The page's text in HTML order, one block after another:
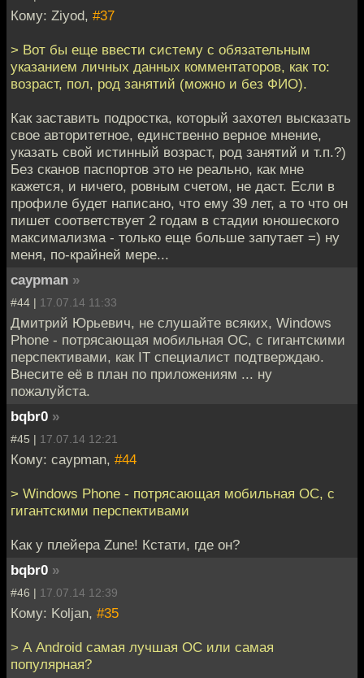
Кому: Ziyod, #37
> Вот бы еще ввести систему с обязательным
указанием личных данных комментаторов, как то:
возраст, пол, род занятий (можно и без ФИО).
Как заставить подростка, который захотел высказать
свое авторитетное, единственно верное мнение,
указать свой истинный возраст, род занятий и т.п.?)
Без сканов паспортов это не реально, как мне
кажется, и ничего, ровным счетом, не даст. Если в
профиле будет написано, что ему 39 лет, а то что он
пишет соответствует 2 годам в стадии юношеского
максимализма - только еще больше запутает =) ну
меня, по-крайней мере...
caypman »
#44 | 17.07.14 11:33
Дмитрий Юрьевич, не слушайте всяких, Windows
Phone - потрясающая мобильная ОС, с гигантскими
перспективами, как IT специалист подтверждаю.
Внесите её в план по приложениям ... ну
пожалуйста.
bqbr0 »
#45 | 17.07.14 12:21
Кому: caypman, #44
> Windows Phone - потрясающая мобильная ОС, с
гигантскими перспективами
Как у плейера Zune! Кстати, где он?
bqbr0 »
#46 | 17.07.14 12:39
Кому: Koljan, #35
> А Android самая лучшая ОС или самая
популярная?